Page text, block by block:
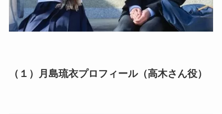
（１）月島琉衣プロフィール（高木さん役）